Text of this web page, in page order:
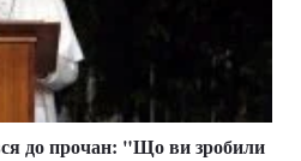
до прочан: "Що ви зробили